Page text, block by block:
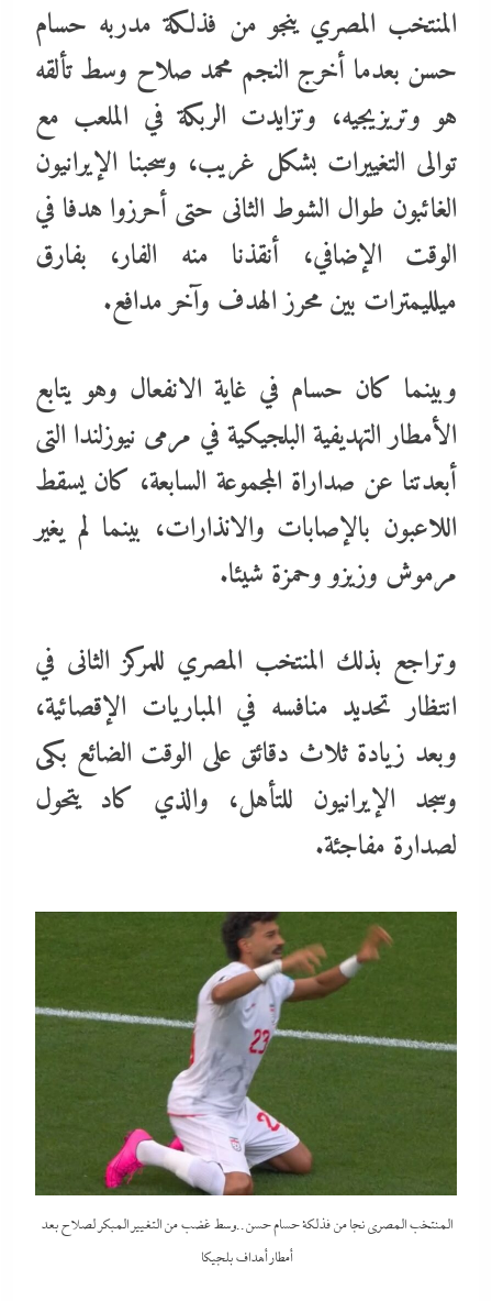
المنتخب المصري ينجو من فذلكة مدربه حسام
حسن بعدما أخرج النجم محمد صلاح وسط تألقه
هو وتريزيجيه، وتزايدت الربكة في الملعب مع
توالى التغييرات بشكل غريب، وسحبنا الإيرانيون
الغائبون طوال الشوط الثانى حتى أحرزوا هدفا في
الوقت الإضافي، أنقذنا منه الفار، بفارق
ميلليمترات بين محرز الهدف وآخر مدافع.
وبينما كان حسام في غاية الانفعال وهو يتابع
الأمطار التهديفية البلجيكية في مرمى نيوزلندا التى
أبعدتنا عن صداراة المجموعة السابعة، كان يسقط
اللاعبون بالإصابات والانذارات، بينما لم يغير
مرموش وزيزو وحمزة شيئا.
وتراجع بذلك المنتخب المصري للمركز الثانى في
انتظار تحديد منافسه في المباريات الإقصائية،
وبعد زيادة ثلاث دقائق على الوقت الضائع بكى
وسجد الإيرانيون للتأهل، والذي كاد يتحول
لصدارة مفاجئة.
المنتخب المصري نجا من فذلكة حسام حسن..وسط غضب من التغيير المبكر لصلاح بعد
أمطار أهداف بلجيكا